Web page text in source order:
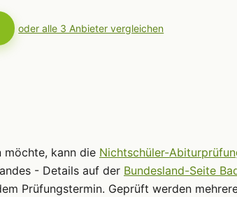
oder alle 3 Anbieter vergleichen
möchte, kann die Nichtschüler-
- Details auf der Bundesland-Seite
Prüfungstermin. Geprüft werden